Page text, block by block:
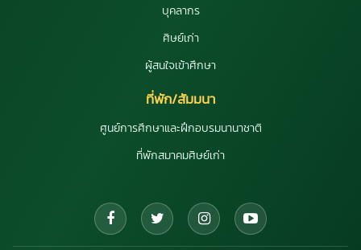
บุคลากร
ศิษย์เก่า
ผู้สนใจเข้าศึกษา
ที่พัก/สัมมนา
ศูนย์การศึกษาและฝึกอบรมนานาชาติ
ที่พักสมาคมศิษย์เก่า